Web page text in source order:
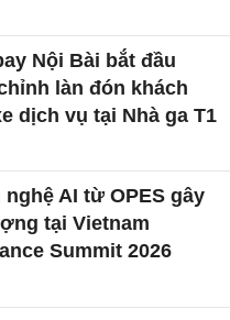
Nội Bài bắt đầu
làn đón khách
dịch vụ tại Nhà ga T1
nghệ AI từ OPES gây
tại Vietnam
Summit 2026